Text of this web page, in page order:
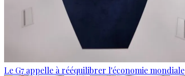
Le G7 appelle à rééquilibrer l'économie mondiale